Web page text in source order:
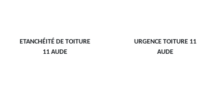
ETANCHÉITÉ DE TOITURE
11 AUDE
URGENCE TOITURE 11
AUDE